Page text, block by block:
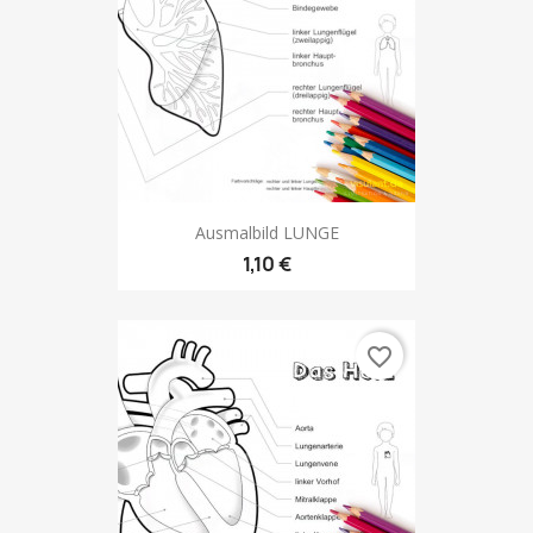
Ausmalbild LUNGE
1,10 €
favorite_border